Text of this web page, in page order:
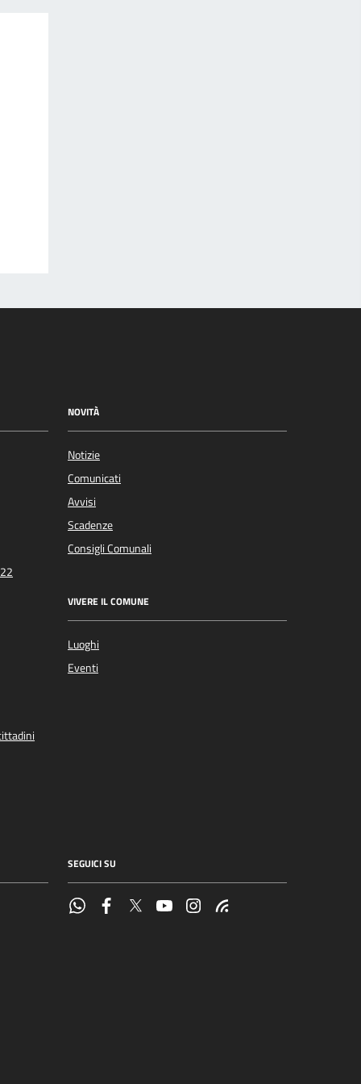
NOVITÀ
Notizie
Comunicati
Avvisi
Scadenze
Consigli Comunali
VIVERE IL COMUNE
Luoghi
Eventi
SEGUICI SU